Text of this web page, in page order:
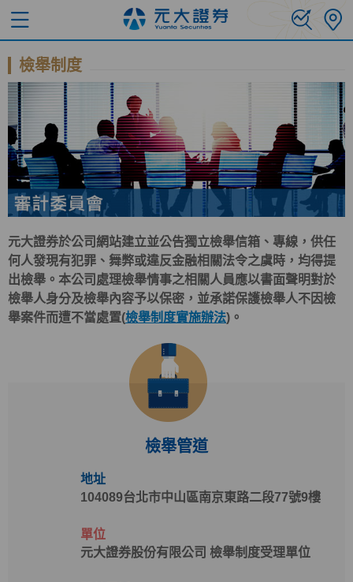
檢舉制度
元大證券於公司網站建立並公告獨立檢舉信箱、專線，供任
何人發現有犯罪、舞弊或違反金融相關法令之虞時，均得提
出檢舉。本公司處理檢舉情事之相關人員應以書面聲明對於
檢舉人身分及檢舉內容予以保密，並承諾保護檢舉人不因檢
舉案件而遭不當處置(檢舉制度實施辦法)。
檢舉管道
地址
104089台北市中山區南京東路二段77號9樓
單位
元大證券股份有限公司 檢舉制度受理單位